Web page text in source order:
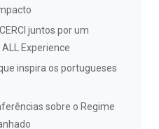
juntos por um
Experience
inspira os portugueses
sobre o Regime